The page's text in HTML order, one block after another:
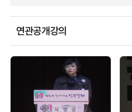
연관공개강의